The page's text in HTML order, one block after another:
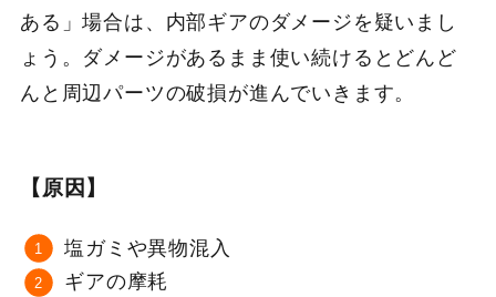
ある」場合は、内部ギアのダメージを疑いまし
ょう。ダメージがあるまま使い続けるとどんど
んと周辺パーツの破損が進んでいきます。
【原因】
塩ガミや異物混入
ギアの摩耗